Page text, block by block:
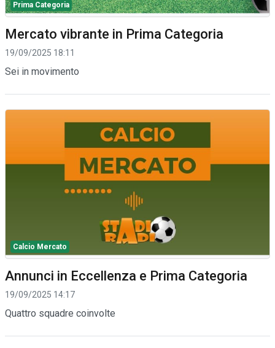
Prima Categoria
Mercato vibrante in Prima Categoria
19/09/2025 18:11
Sei in movimento
Calcio Mercato
Annunci in Eccellenza e Prima Categoria
19/09/2025 14:17
Quattro squadre coinvolte